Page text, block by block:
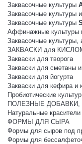
Заквасочные культуры
Заквасочные культуры
Заквасочные культуры
Аффинажные культуры
Заквасочные
ЗАКВАСКИ для
Закваски для творога
Закваски для сметаны
Закваски для йогурта
Закваски для кефира и
Пробиотические
ПОЛЕЗНЫЕ
Натуральные
ФОРМЫ ДЛЯ СЫРА
Формы для сыров под
Формы для